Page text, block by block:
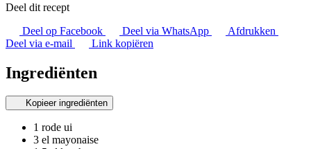
Deel dit recept
Deel op Facebook
Deel via WhatsApp
Afdrukken
Deel via e-mail
Link kopiëren
Ingrediënten
Kopieer ingrediënten
1 rode ui
3 el mayonaise